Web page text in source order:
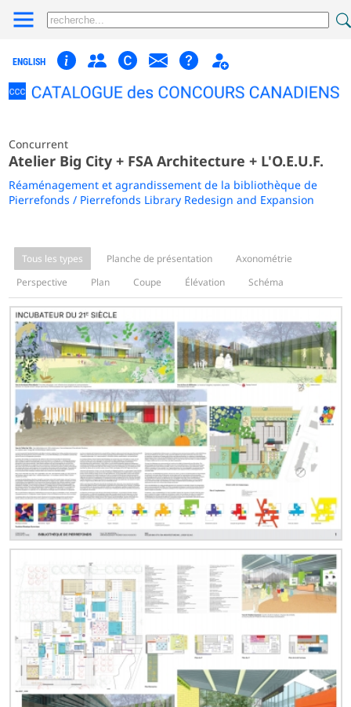
ENGLISH
Concurrent
Atelier Big City + FSA Architecture + L'O.E.U.F.
Réaménagement et agrandissement de la bibliothèque de
Pierrefonds / Pierrefonds Library Redesign and Expansion
Tous les types Planche de présentation
Axonométrie
Perspective
Plan Coupe Élévation Schéma